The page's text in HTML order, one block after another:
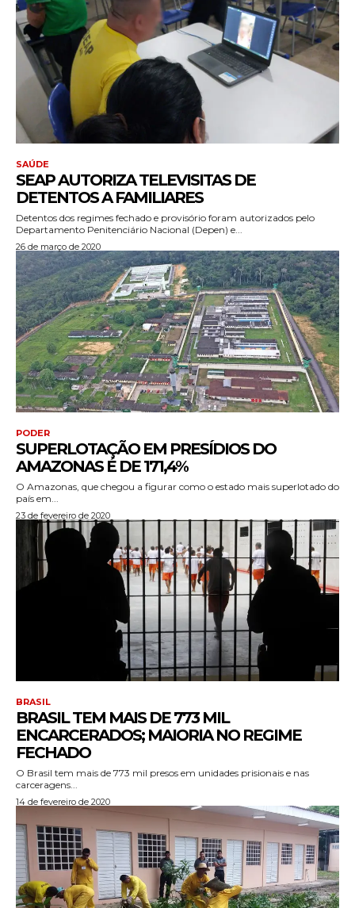
SAÚDE
SEAP AUTORIZA TELEVISITAS DE
DETENTOS A FAMILIARES
Detentos dos regimes fechado e provisório foram autorizados pelo
Departamento Penitenciário Nacional (Depen) e...
26 de março de 2020
PODER
SUPERLOTAÇÃO EM PRESÍDIOS DO
AMAZONAS É DE 171,4%
O Amazonas, que chegou a figurar como o estado mais superlotado do
país em...
23 de fevereiro de 2020
BRASIL
BRASIL TEM MAIS DE 773 MIL
ENCARCERADOS; MAIORIA NO REGIME
FECHADO
O Brasil tem mais de 773 mil presos em unidades prisionais e nas
carceragens...
14 de fevereiro de 2020